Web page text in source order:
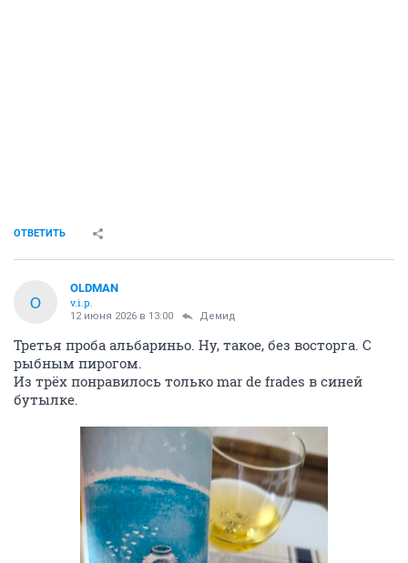
ОТВЕТИТЬ
O
OLDMAN
v.i.p.
12 июня 2026 в 13:00 Демид
Третья проба альбариньо. Ну, такое, без восторга. С
рыбным пирогом.
Из трёх понравилось только mar de frades в синей
бутылке.